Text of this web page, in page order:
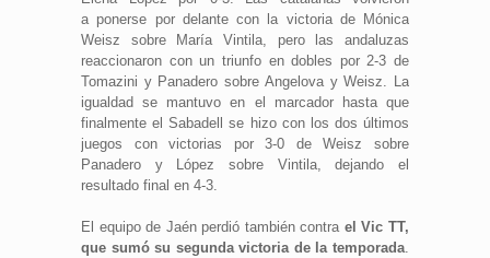
a ponerse por delante con la victoria de Mónica
Weisz sobre María Vintila, pero las andaluzas
reaccionaron con un triunfo en dobles por 2-3 de
Tomazini y Panadero sobre Angelova y Weisz. La
igualdad se mantuvo en el marcador hasta que
finalmente el Sabadell se hizo con los dos últimos
juegos con victorias por 3-0 de Weisz sobre
Panadero y López sobre Vintila, dejando el
resultado final en 4-3.
El equipo de Jaén perdió también contra el Vic TT,
que sumó su segunda victoria de la temporada